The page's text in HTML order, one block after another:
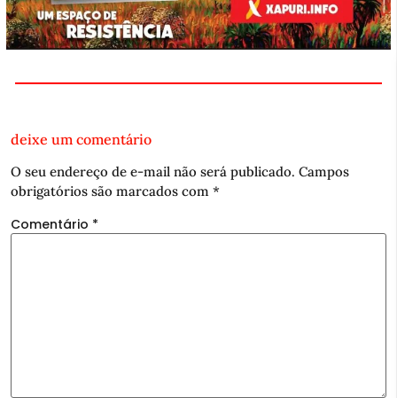
deixe um comentário
O seu endereço de e-mail não será publicado. Campos
obrigatórios são marcados com *
Comentário *